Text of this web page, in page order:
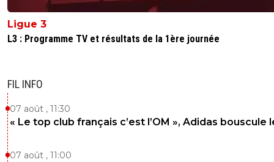
Ligue 3
L3 : Programme TV et résultats de la 1ère journée
FIL INFO
07 août , 11:30
« Le top club français c’est l’OM », Adidas bouscule
07 août , 11:00